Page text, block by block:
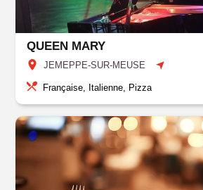
QUEEN MARY
JEMEPPE-SUR-MEUSE
Française, Italienne, Pizza